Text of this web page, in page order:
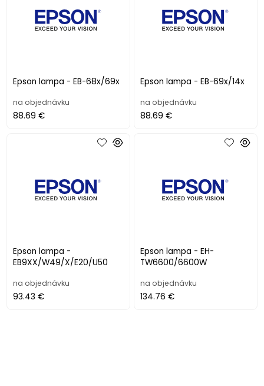
Epson lampa - EB-68x/69x
na objednávku
88.69 €
Epson lampa - EB-69x/14x
na objednávku
88.69 €
Epson lampa -
EB9XX/W49/X/E20/U50
na objednávku
93.43 €
Epson lampa - EH-
TW6600/6600W
na objednávku
134.76 €